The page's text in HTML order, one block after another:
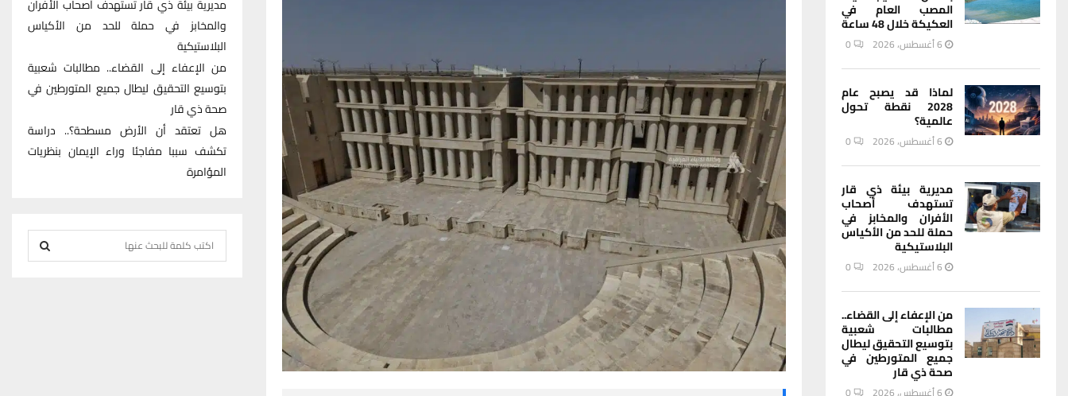
المصب العام في
العكيكة خلال 48 ساعة
6 أغسطس، 2026 0
لماذا قد يصبح عام
2028 نقطة تحول
عالمية؟
6 أغسطس، 2026 0
مديرية بيئة ذي قار
تستهدف أصحاب
الأفران والمخابز في
حملة للحد من الأكياس
البلاستيكية
6 أغسطس، 2026 0
من الإعفاء إلى القضاء..
مطالبات شعبية
بتوسيع التحقيق ليطال
جميع المتورطين في
صحة ذي قار
مديرية بيئة ذي قار تستهدف أصحاب الأفران
والمخابز في حملة للحد من الأكياس
البلاستيكية
من الإعفاء إلى القضاء.. مطالبات شعبية
بتوسيع التحقيق ليطال جميع المتورطين في
صحة ذي قار
هل تعتقد أن الأرض مسطحة؟.. دراسة
تكشف سببا مفاجئا وراء الإيمان بنظريات
المؤامرة
e